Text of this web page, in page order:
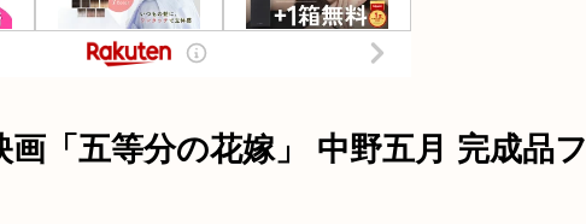
「五等分の花嫁」 中野五月 完成品フ